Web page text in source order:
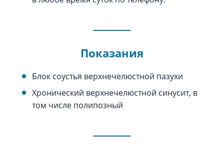
Показания
Блок соустья верхнечелюстной пазухи
Хронический верхнечелюстной синусит, в
том числе полипозный